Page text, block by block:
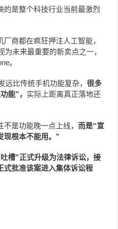
的是整个科技行业当前最激烈
商都在疯狂押注人工智能，
为未来最重要的新卖点之一，
。
远比传统手机功能复杂，很多
能”， 实际上距离真正落地还
不是功能晚一点上线，而是“宣
现根本不能用。”
槽”正式升级为法律诉讼，接
式批准该案进入集体诉讼程